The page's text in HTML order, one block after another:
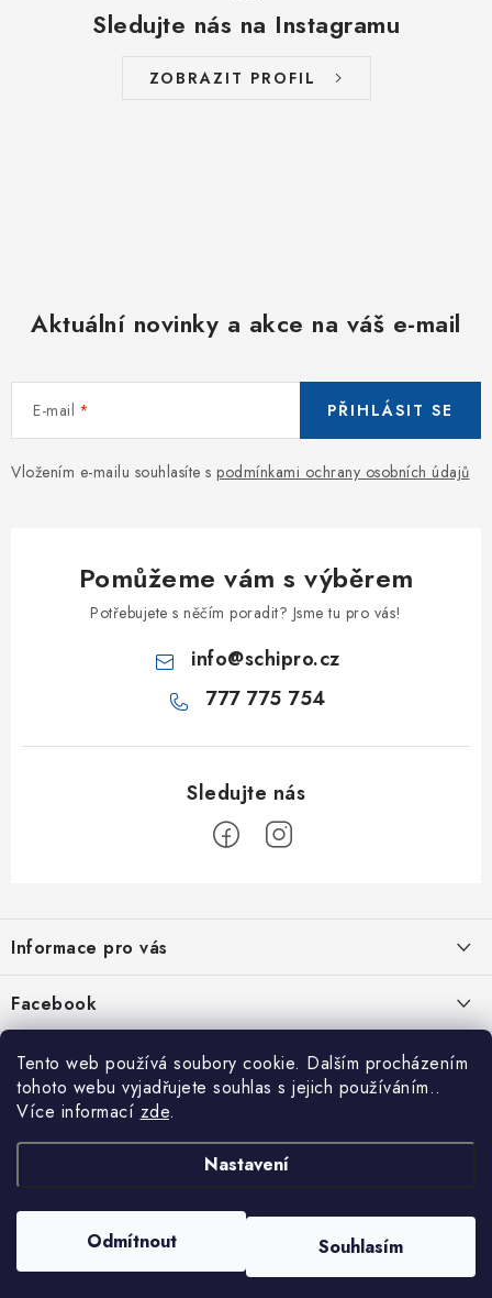
Tento web používá soubory cookie. Dalším procházením
tohoto webu vyjadřujete souhlas s jejich používáním..
Více informací zde.
Nastavení
Odmítnout Souhlasím
Sledujte nás na Instagramu
ZOBRAZIT PROFIL
Aktuální novinky a akce na váš e-mail
E-mail
Vložením e-mailu souhlasíte s podmínkami ochrany osobních údajů
PŘIHLÁSIT SE
Pomůžeme vám s výběrem
Potřebujete s něčím poradit? Jsme tu pro vás!
info@schipro.cz
777 775 754
p
a
t
Informace pro vás
Obchodní podmínky
Podmínky ochrany osobních údajů
Reklamace
Online platby Comgate
Facebook
Vytvořil Shoptet
. Všechna práva vyhrazena.Upravit nastavení